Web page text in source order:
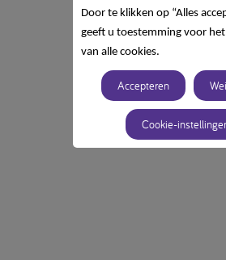
Door te klikken op “Alles
geeft u toestemming voor
van alle cookies.
Accepteren
Cookie-